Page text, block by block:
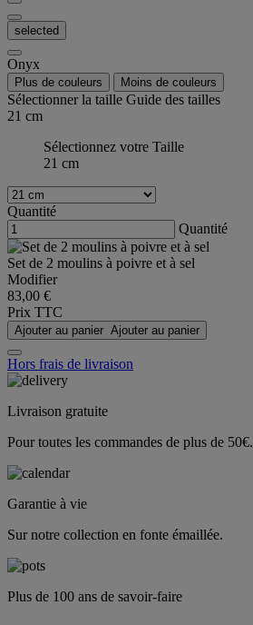
selected
Onyx
Plus de couleurs Moins de couleurs
Sélectionner la taille Guide des tailles
21 cm
Sélectionnez votre Taille
21 cm
Quantité
Quantité
Set de 2 moulins à poivre et à sel
Modifier
83,00 €
Prix TTC
Ajouter au panier Ajouter au panier
Hors frais de livraison
Livraison gratuite
Pour toutes les commandes de plus de 50€.
Garantie à vie
Sur notre collection en fonte émaillée.
Plus de 100 ans de savoir-faire